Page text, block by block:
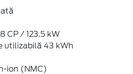
CP / 123.5 kW
utilizabilă 43 kWh
ion (NMC)